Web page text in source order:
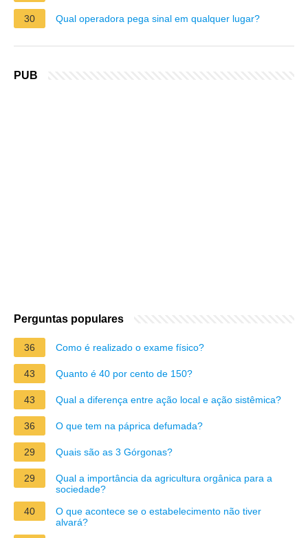
30 Qual operadora pega sinal em qualquer lugar?
PUB
Perguntas populares
36 Como é realizado o exame físico?
43 Quanto é 40 por cento de 150?
43 Qual a diferença entre ação local e ação sistêmica?
36 O que tem na páprica defumada?
29 Quais são as 3 Górgonas?
29
Qual a importância da agricultura orgânica para a
sociedade?
40
O que acontece se o estabelecimento não tiver
alvará?